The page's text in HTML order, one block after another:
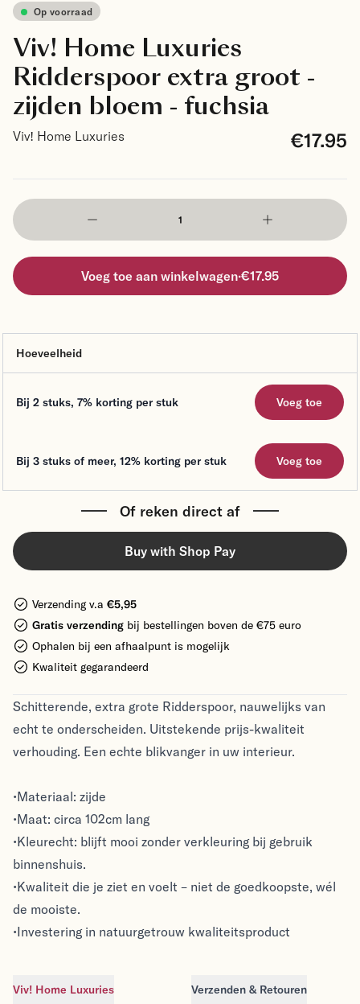
Op voorraad
Viv! Home Luxuries
Ridderspoor extra groot -
zijden bloem - fuchsia
Viv! Home Luxuries €17.95
Voeg toe aan winkelwagen·€17.95
Hoeveelheid
Bij 2 stuks, 7% korting per stuk Voeg toe
Bij 3 stuks of meer, 12% korting per stuk Voeg toe
Of reken direct af
Buy with Shop Pay
Verzending v.a €5,95
Gratis verzending bij bestellingen boven de €75 euro
Ophalen bij een afhaalpunt is mogelijk
Kwaliteit gegarandeerd
Schitterende, extra grote Ridderspoor, nauwelijks van
echt te onderscheiden. Uitstekende prijs-kwaliteit
verhouding. Een echte blikvanger in uw interieur.
•Materiaal: zijde
•Maat: circa 102cm lang
•Kleurecht: blijft mooi zonder verkleuring bij gebruik
binnenshuis.
•Kwaliteit die je ziet en voelt – niet de goedkoopste, wél
de mooiste.
•Investering in natuurgetrouw kwaliteitsproduct
Viv! Home Luxuries Verzenden & Retouren